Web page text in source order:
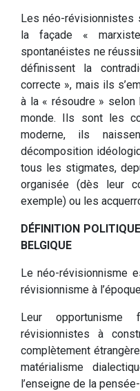
Les néo-révisionnistes
la façade «
spontanéistes ne
définissent la
correcte », mais ils
à la « résoudre » selon
monde. Ils sont les
moderne, ils
décomposition
tous les stigmates,
organisée (dès leur
exemple) ou les
DÉFINITION
BELGIQUE
Le néo-révisionnisme
révisionnisme à
Leur
révisionnistes à
complètement
matérialisme
l’enseigne de la